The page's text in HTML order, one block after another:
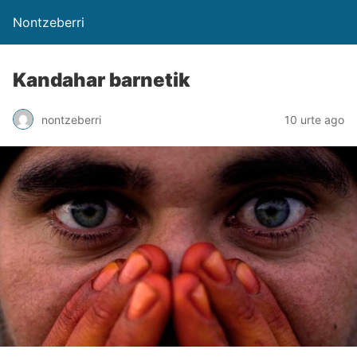
Nontzeberri
Kandahar barnetik
nontzeberri 10 urte ago